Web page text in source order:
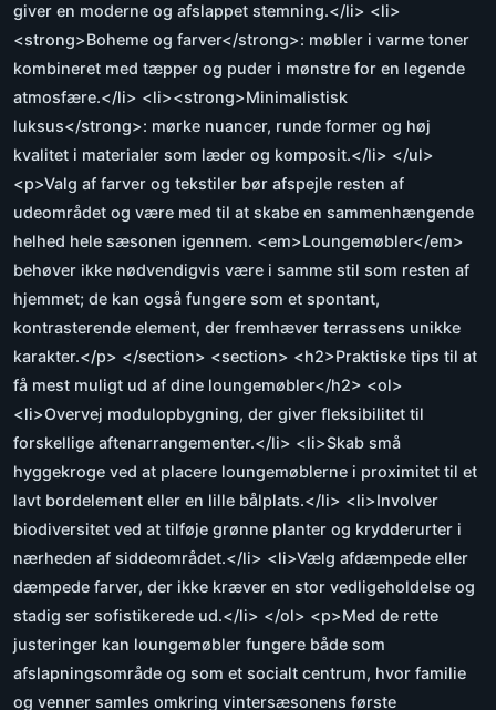
giver en moderne og afslappet stemning.</li> <li>
<strong>Boheme og farver</strong>: møbler i varme toner
kombineret med tæpper og puder i mønstre for en legende
atmosfære.</li> <li><strong>Minimalistisk
luksus</strong>: mørke nuancer, runde former og høj
kvalitet i materialer som læder og komposit.</li> </ul>
<p>Valg af farver og tekstiler bør afspejle resten af
udeområdet og være med til at skabe en sammenhængende
helhed hele sæsonen igennem. <em>Loungemøbler</em>
behøver ikke nødvendigvis være i samme stil som resten af
hjemmet; de kan også fungere som et spontant,
kontrasterende element, der fremhæver terrassens unikke
karakter.</p> </section> <section> <h2>Praktiske tips til at
få mest muligt ud af dine loungemøbler</h2> <ol>
<li>Overvej modulopbygning, der giver fleksibilitet til
forskellige aftenarrangementer.</li> <li>Skab små
hyggekroge ved at placere loungemøblerne i proximitet til et
lavt bordelement eller en lille bålplats.</li> <li>Involver
biodiversitet ved at tilføje grønne planter og krydderurter i
nærheden af siddeområdet.</li> <li>Vælg afdæmpede eller
dæmpede farver, der ikke kræver en stor vedligeholdelse og
stadig ser sofistikerede ud.</li> </ol> <p>Med de rette
justeringer kan loungemøbler fungere både som
afslapningsområde og som et socialt centrum, hvor familie
og venner samles omkring vintersæsonens første